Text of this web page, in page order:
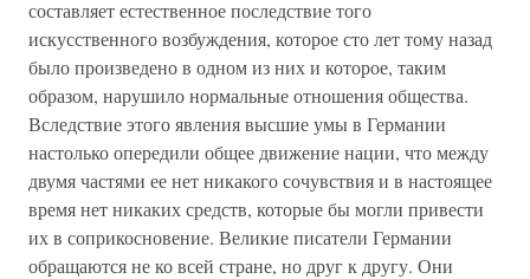
составляет естественное последствие того
искусственного возбуждения, которое сто лет тому назад
было произведено в одном из них и которое, таким
образом, нарушило нормальные отношения общества.
Вследствие этого явления высшие умы в Германии
настолько опередили общее движение нации, что между
двумя частями ее нет никакого сочувствия и в настоящее
время нет никаких средств, которые бы могли привести
их в соприкосновение. Великие писатели Германии
обращаются не ко всей стране, но друг к другу. Они